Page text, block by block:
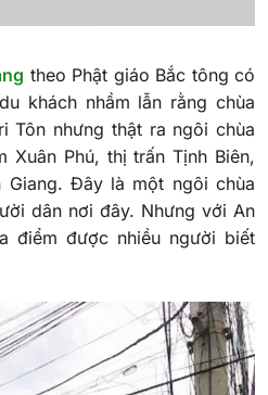
theo Phật giáo Bắc tông có
khách nhầm lẫn rằng chùa
Tôn nhưng thật ra ngôi chùa
Phú, thị trấn Tịnh Biên,
Giang. Đây là một ngôi chùa
dân nơi đây. Nhưng với An
điểm được nhiều người biết